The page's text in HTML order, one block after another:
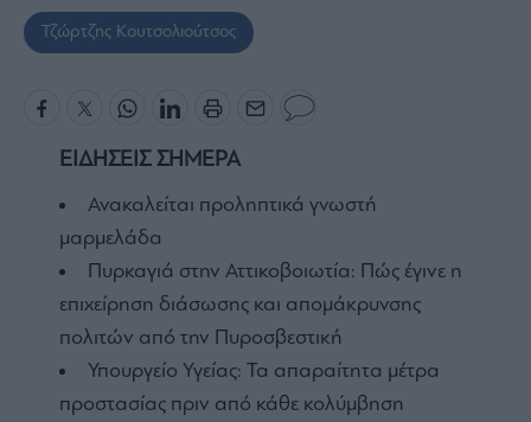
Τζώρτζης Κουτσολιούτσος
ΕΙΔΗΣΕΙΣ ΣΗΜΕΡΑ
Ανακαλείται προληπτικά γνωστή
μαρμελάδα
Πυρκαγιά στην Αττικοβοιωτία: Πώς έγινε η
επιχείρηση διάσωσης και απομάκρυνσης
πολιτών από την Πυροσβεστική
Υπουργείο Υγείας: Τα απαραίτητα μέτρα
προστασίας πριν από κάθε κολύμβηση